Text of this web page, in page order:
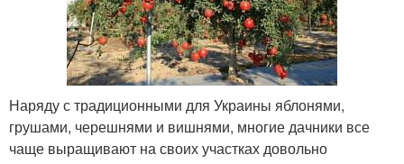
Наряду с традиционными для Украины яблонями,
грушами, черешнями и вишнями, многие дачники все
чаще выращивают на своих участках довольно